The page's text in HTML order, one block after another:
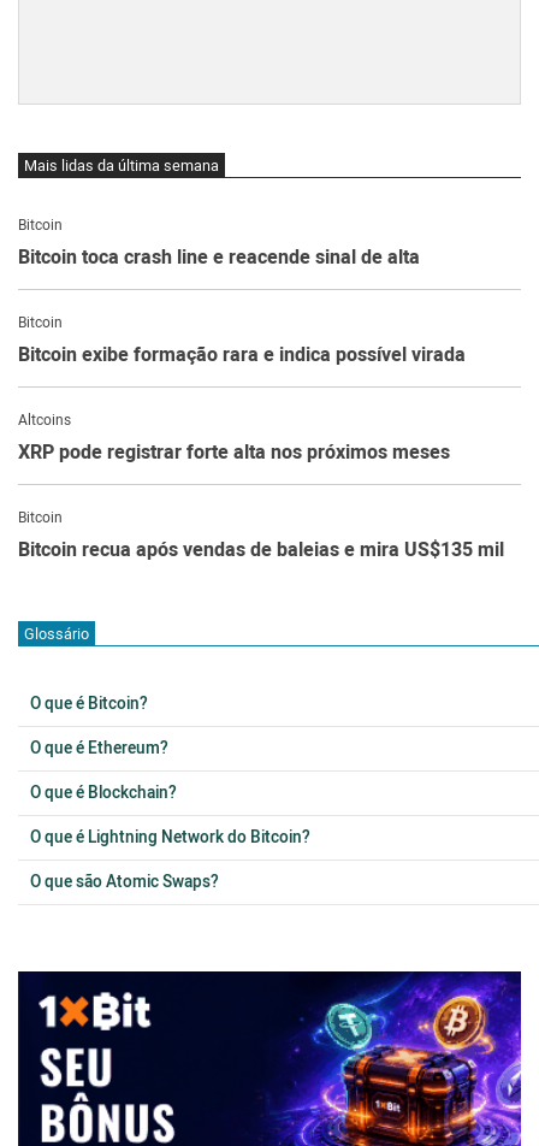
Mais lidas da última semana
Bitcoin
Bitcoin toca crash line e reacende sinal de alta
Bitcoin
Bitcoin exibe formação rara e indica possível virada
Altcoins
XRP pode registrar forte alta nos próximos meses
Bitcoin
Bitcoin recua após vendas de baleias e mira US$135 mil
Glossário
O que é Bitcoin?
O que é Ethereum?
O que é Blockchain?
O que é Lightning Network do Bitcoin?
O que são Atomic Swaps?